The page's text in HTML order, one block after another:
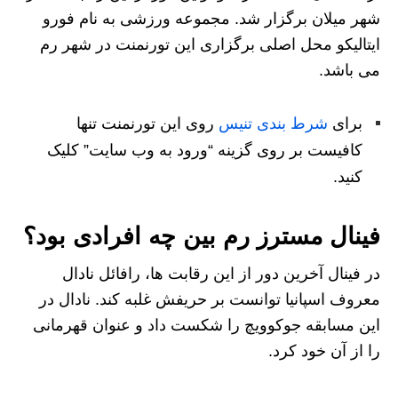
شهر میلان برگزار شد. مجموعه ورزشی به نام فورو
ایتالیکو محل اصلی برگزاری این تورنمنت در شهر رم
می باشد.
برای شرط بندی تنیس روی این تورنمنت تنها
کافیست بر روی گزینه “ورود به وب سایت” کلیک
کنید.
فینال مسترز رم بین چه افرادی بود؟
در فینال آخرین دور از این رقابت ها، رافائل نادال
معروف اسپانیا توانست بر حریفش غلبه کند. نادال در
این مسابقه جوکوویچ را شکست داد و عنوان قهرمانی
را از آن خود کرد.